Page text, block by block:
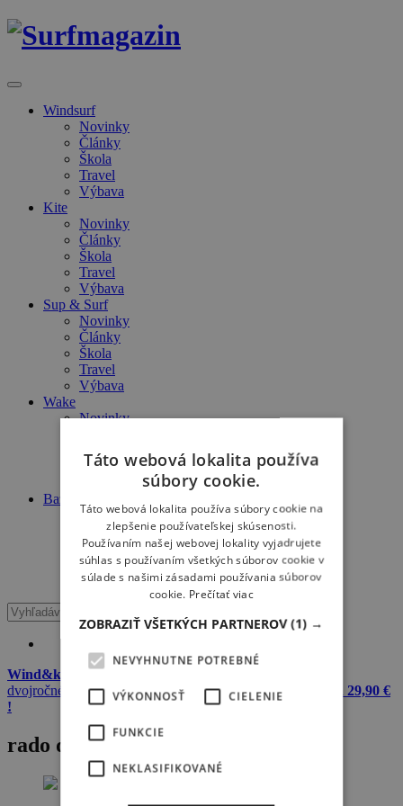
Windsurf
Novinky
Články
Škola
Travel
Výbava
Kite
Novinky
Články
Škola
Travel
Výbava
Sup & Surf
Novinky
Články
Škola
Travel
Výbava
Wake
Novinky
Škola
Travel
Bazár
Windsurf
Kiteboard
Wake
Surfing
SUP
Wind&kite okuliare + 20 L dry bag Meatfly zadarmo
dvojročnému predplatnému Windsurfer & Kitesurfer
iba za 29,90 €
!
rado dubovy
Táto webová lokalita používa
súbory cookie.
Táto webová lokalita používa súbory cookie na
zlepšenie používateľskej skúsenosti.
Používaním našej webovej lokality vyjadrujete
súhlas s používaním všetkých súborov cookie v
súlade s našimi zásadami používania súborov
cookie. Prečítať viac
ZOBRAZIŤ VŠETKÝCH PARTNEROV(1) →
NEVYHNUTNE POTREBNÉ
VÝKONNOSŤ CIELENIE
FUNKCIE
NEKLASIFIKOVANÉ